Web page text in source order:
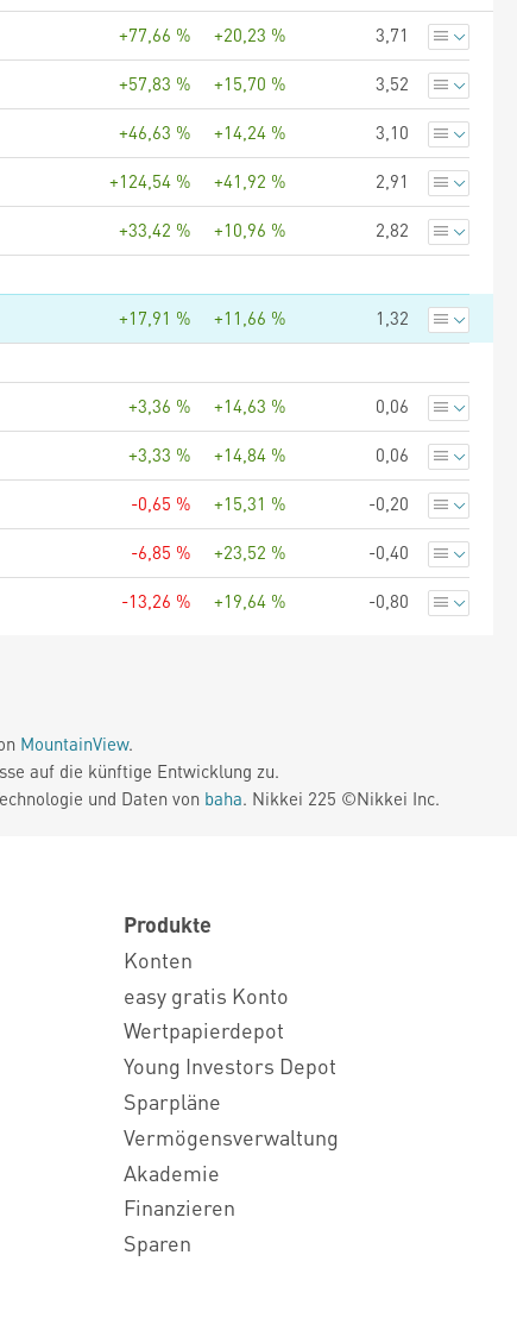
+77,66 % +20,23 % 3,71
+57,83 % +15,70 % 3,52
+46,63 % +14,24 % 3,10
+124,54 % +41,92 % 2,91
+33,42 % +10,96 % 2,82
+17,91 % +11,66 % 1,32
+3,36 % +14,63 % 0,06
+3,33 % +14,84 % 0,06
-0,65 % +15,31 % -0,20
-6,85 % +23,52 % -0,40
-13,26 % +19,64 % -0,80
MountainView.
auf die künftige Entwicklung zu.
und Daten von baha. Nikkei 225 ©Nikkei Inc.
Produkte
Konten
easy gratis Konto
Wertpapierdepot
Young Investors Depot
Sparpläne
Vermögensverwaltung
Akademie
Finanzieren
Sparen